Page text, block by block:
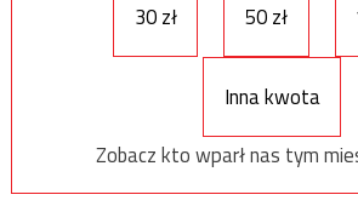
30 zł
50 zł
Inna kwota
Zobacz kto wparł nas tym